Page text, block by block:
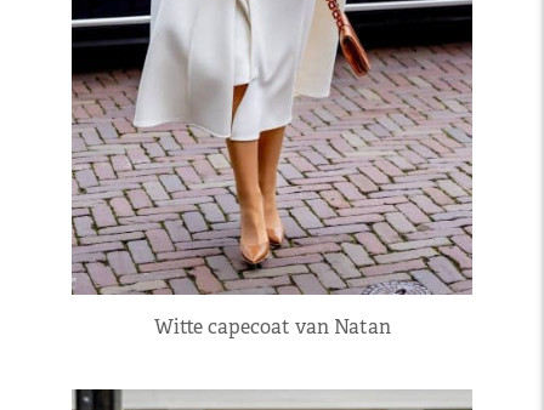
Witte capecoat van Natan